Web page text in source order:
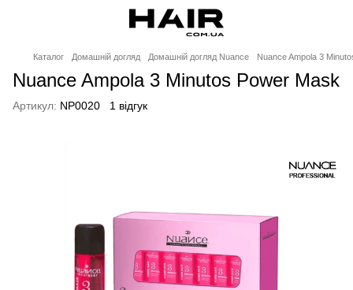
Каталог Домашній догляд Домашній догляд Nuance Nuance Ampola 3
Nuance Ampola 3 Minutos Power Mask
Артикул: NP0020 1 відгук